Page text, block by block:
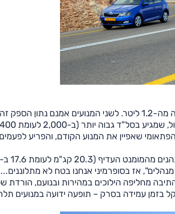
שאפיין את המנוע הקודם, והפריע
מנהלים", אז בסופרמיני אנחנו בטח לא
מחליפה הילוכים במהירות ובנועם, הורדת
בזמן עמידה בסרק – תופעה ידועה במנועים